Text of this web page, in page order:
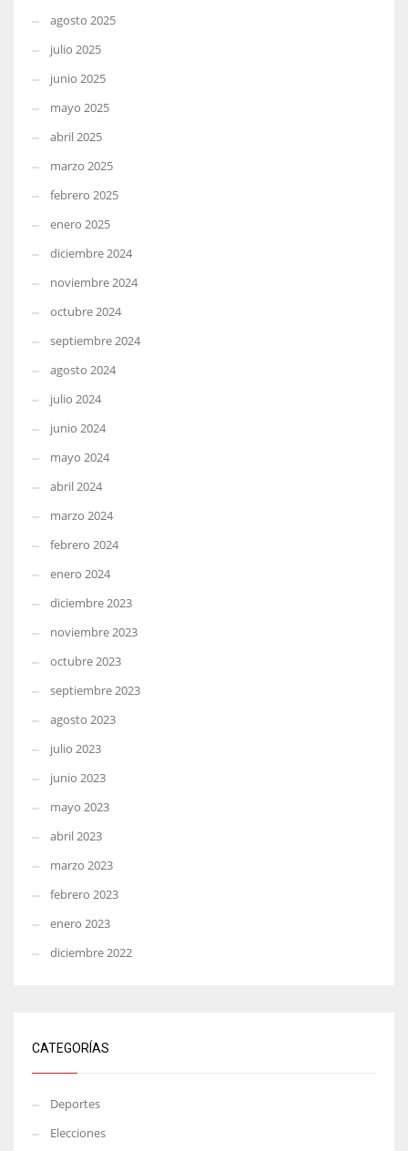
agosto 2025
julio 2025
junio 2025
mayo 2025
abril 2025
marzo 2025
febrero 2025
enero 2025
diciembre 2024
noviembre 2024
octubre 2024
septiembre 2024
agosto 2024
julio 2024
junio 2024
mayo 2024
abril 2024
marzo 2024
febrero 2024
enero 2024
diciembre 2023
noviembre 2023
octubre 2023
septiembre 2023
agosto 2023
julio 2023
junio 2023
mayo 2023
abril 2023
marzo 2023
febrero 2023
enero 2023
diciembre 2022
CATEGORÍAS
Deportes
Elecciones